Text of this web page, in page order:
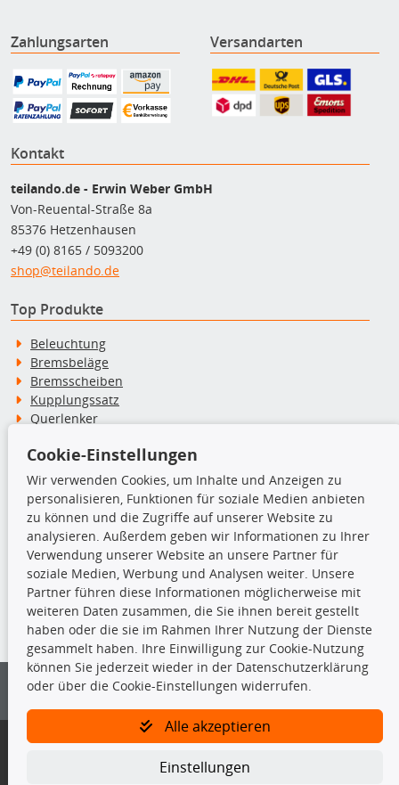
Zahlungsarten Versandarten
Kontakt
teilando.de - Erwin Weber GmbH
Von-Reuental-Straße 8a
85376 Hetzenhausen
+49 (0) 8165 / 5093200
shop@teilando.de
Top Produkte
Beleuchtung
Bremsbeläge
Bremsscheiben
Kupplungssatz
Querlenker
Stoßdämpfer
TecDoc Inside
Die hier angezeigten Daten insbesondere die gesamte Datenbank dürfen
nicht kopiert werden.
Es ist zu unterlassen, die Daten oder die gesamte Datenbank ohne
vorherige Zustimmung von TecDoc zu vervielfältigen, zu verbreiten
und/oder diese Handlungen durch Dritte ausführen zu lassen. Ein
Bitte prüfen Sie, ob das über unseren Onlineshop identifizierte Ersatzteil
Gegebenenfalls sind ergänzende Informationen notwendig, um
Cookie-Einstellungen
Wir verwenden Cookies, um Inhalte und Anzeigen zu
personalisieren, Funktionen für soziale Medien anbieten
zu können und die Zugriffe auf unserer Website zu
analysieren. Außerdem geben wir Informationen zu Ihrer
Verwendung unserer Website an unsere Partner für
soziale Medien, Werbung und Analysen weiter. Unsere
Partner führen diese Informationen möglicherweise mit
weiteren Daten zusammen, die Sie ihnen bereit gestellt
haben oder die sie im Rahmen Ihrer Nutzung der Dienste
gesammelt haben. Ihre Einwilligung zur Cookie-Nutzung
können Sie jederzeit wieder in der Datenschutzerklärung
oder über die Cookie-Einstellungen widerrufen.
Alle akzeptieren
Einstellungen